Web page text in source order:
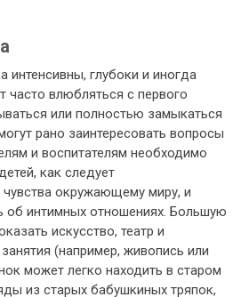
интенсивны, глубоки и иногда
часто влюбляться с первого
или полностью замыкаться
рано заинтересовать вопросы
и воспитателям необходимо
как следует
окружающему миру, и
об интимных отношениях. Большую
искусство, театр и
(например, живопись или
может легко находить в старом
из старых бабушкиных тряпок,